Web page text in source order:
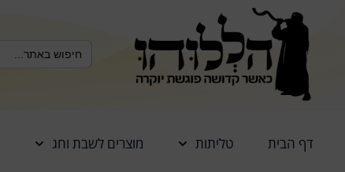
for:
דף הבית טליתות מוצרים לשבת וחג